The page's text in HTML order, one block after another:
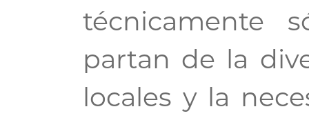
técnicamente
partan de la
locales y la